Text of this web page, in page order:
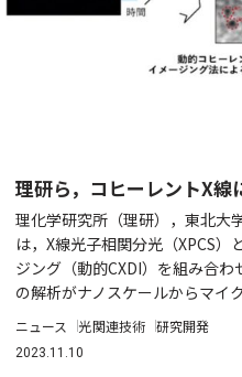
理研ら，コヒーレントX
理化学研究所（理研），東北大
は，X線光子相関分光（XPCS
ジング（動的CXDI）を組み合
の解析がナノスケールからマイ
ニュース 光関連技術 研究開発
2023.11.10